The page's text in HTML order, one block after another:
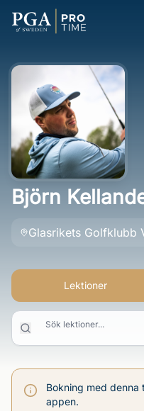
Björn
Glasrikets Golfklubb
Lektioner
Sök lektioner...
Bokning med denna
appen.